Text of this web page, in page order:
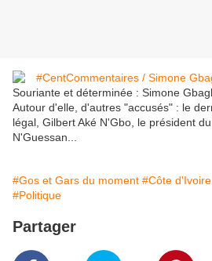
Souriante et déterminée : Simone
Autour d'elle, d'autres "accusés" : le
légal, Gilbert Aké N'Gbo, le président
N'Guessan...
#Gos et Gars du moment #Côte
#Politique
Partager